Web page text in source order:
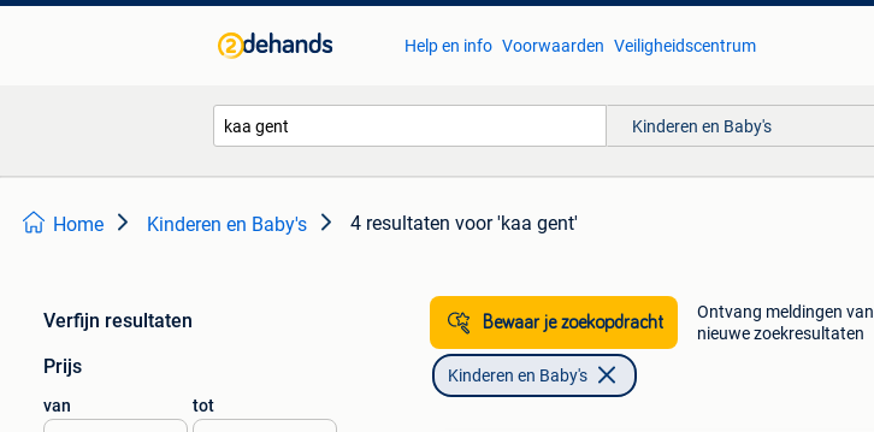
Help en info Voorwaarden Veiligheidscentrum
Kinderen en Baby's
Home Kinderen en Baby's 4 resultaten voor 'kaa gent'
Verfijn resultaten
Prijs
van tot
Bewaar je zoekopdracht
Ontvang meldingen van
nieuwe zoekresultaten
Kinderen en Baby's